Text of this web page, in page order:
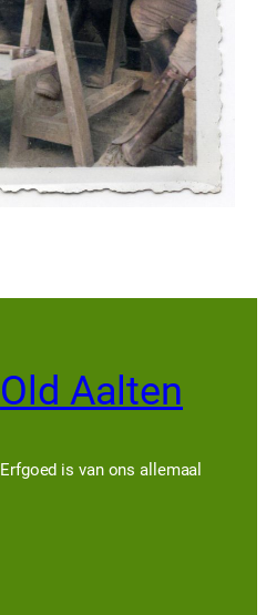
Old Aalten
Erfgoed is van ons allemaal